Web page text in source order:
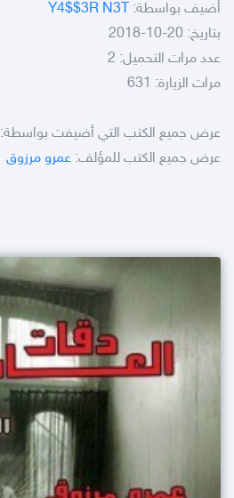
أضيف بواسطة: Y4$$3R N3T
بتاريخ: 20-10-2018
عدد مرات التحميل: 2
مرات الزيارة: 631
عرض جميع الكتب التي أضيفت بواسطة:
عرض جميع الكتب للمؤلف: عمرو مرزوق